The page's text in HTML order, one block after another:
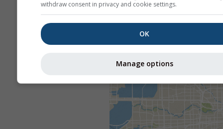
withdraw consent in privacy and cookie settings.
OK
Manage options